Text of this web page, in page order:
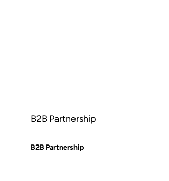
B2B Partnership
B2B Partnership